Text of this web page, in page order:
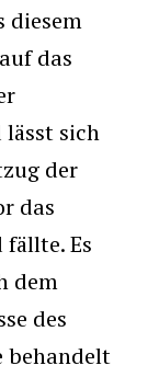
diesem
das
lässt sich
der
das
Es
dem
des
behandelt